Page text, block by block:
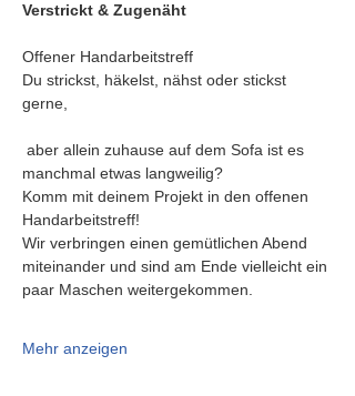
Verstrickt & Zugenäht
Offener Handarbeitstreff
Du strickst, häkelst, nähst oder stickst
gerne,
manchmal etwas langweilig?
Komm mit deinem Projekt in den offenen
Handarbeitstreff!
Wir verbringen einen gemütlichen Abend
miteinander und sind am Ende vielleicht ein
paar Maschen weitergekommen.
Mehr anzeigen